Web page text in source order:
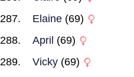
Elaine (69)
April (69)
Vicky (69)